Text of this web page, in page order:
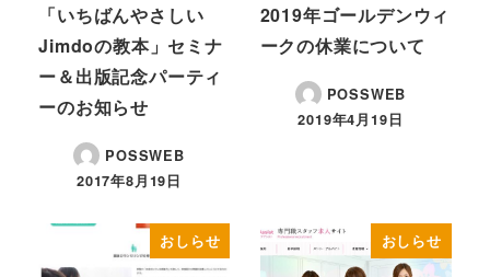
「いちばんやさしい
Jimdoの教本」セミナ
ー＆出版記念パーティ
ーのお知らせ
POSSWEB
2017年8月19日
2019年ゴールデンウィ
ークの休業について
POSSWEB
2019年4月19日
おしらせ おしらせ